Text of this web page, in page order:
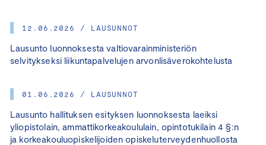
12.06.2026 / LAUSUNNOT
Lausunto luonnoksesta valtiovarainministeriön
selvitykseksi liikuntapalvelujen arvonlisäverokohtelusta
01.06.2026 / LAUSUNNOT
Lausunto hallituksen esityksen luonnoksesta laeiksi
yliopistolain, ammattikorkeakoululain, opintotukilain 4 §:n
ja korkeakouluopiskelijoiden opiskeluterveydenhuollosta